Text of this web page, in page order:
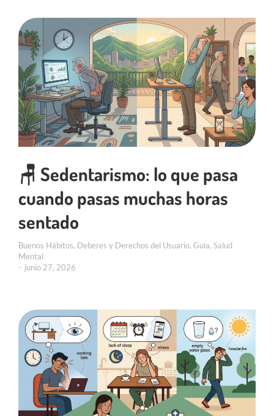
🪑 Sedentarismo: lo que pasa
cuando pasas muchas horas
sentado
Buenos Hábitos, Deberes y Derechos del Usuario, Guia, Salud
Mental
junio 27, 2026